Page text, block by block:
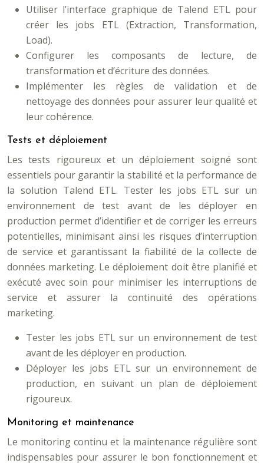
Utiliser l’interface graphique de Talend ETL pour
créer les jobs ETL (Extraction, Transformation,
Load).
Configurer les composants de lecture, de
transformation et d’écriture des données.
Implémenter les règles de validation et de
nettoyage des données pour assurer leur qualité et
leur cohérence.
Tests et déploiement
Les tests rigoureux et un déploiement soigné sont
essentiels pour garantir la stabilité et la performance de
la solution Talend ETL. Tester les jobs ETL sur un
environnement de test avant de les déployer en
production permet d’identifier et de corriger les erreurs
potentielles, minimisant ainsi les risques d’interruption
de service et garantissant la fiabilité de la collecte de
données marketing. Le déploiement doit être planifié et
exécuté avec soin pour minimiser les interruptions de
service et assurer la continuité des opérations
marketing.
Tester les jobs ETL sur un environnement de test
avant de les déployer en production.
Déployer les jobs ETL sur un environnement de
production, en suivant un plan de déploiement
rigoureux.
Monitoring et maintenance
Le monitoring continu et la maintenance régulière sont
indispensables pour assurer le bon fonctionnement et